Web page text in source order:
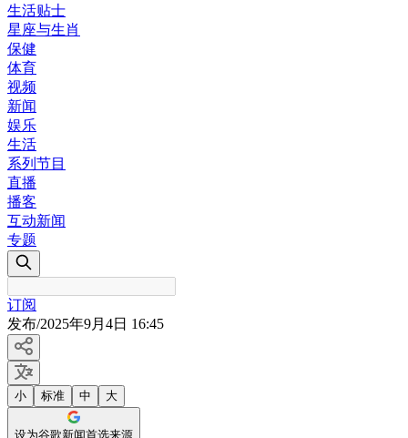
生活贴士
星座与生肖
保健
体育
视频
新闻
娱乐
生活
系列节目
直播
播客
互动新闻
专题
订阅
发布/2025年9月4日 16:45
小 标准 中 大
设为谷歌新闻首选来源